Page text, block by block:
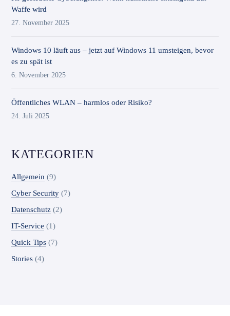
Waffe wird
27. November 2025
Windows 10 läuft aus – jetzt auf Windows 11 umsteigen, bevor
es zu spät ist
6. November 2025
Öffentliches WLAN – harmlos oder Risiko?
24. Juli 2025
KATEGORIEN
Allgemein (9)
Cyber Security (7)
Datenschutz (2)
IT-Service (1)
Quick Tips (7)
Stories (4)